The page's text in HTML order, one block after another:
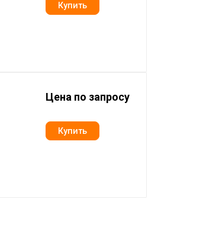
Цена по запросу